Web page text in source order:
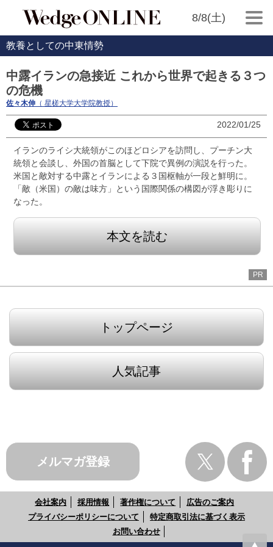
8/8(土)
教養としての中東情勢
中露イランの急接近 これから世界で起きる３つ
の危機
佐々木伸 （ 星槎大学大学院教授）
2022/01/25
イランのライシ大統領がこのほどロシアを訪問し、プーチン大
統領と会談し、外国の首脳として下院で異例の演説を行った。
米国と敵対する中露とイランによる３国枢軸が一段と鮮明に。
「敵（米国）の敵は味方」という国際関係の構図が浮き彫りに
なった。
本文を読む
PR
トップページ
人気記事
メルマガ登録
会社案内 採用情報 著作権について
広告のご案内
プライバシーポリシーについて
特定商取引法に基づく表示
お問い合わせ